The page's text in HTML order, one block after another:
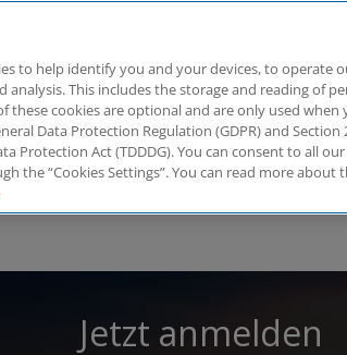
to help identify you and your devices, to operate
This includes the storage and reading of
these cookies are optional and are only used when
Data Protection Regulation (GDPR) and Section
Protection Act (TDDDG). You can consent to all
the “Cookies Settings”. You can read more about